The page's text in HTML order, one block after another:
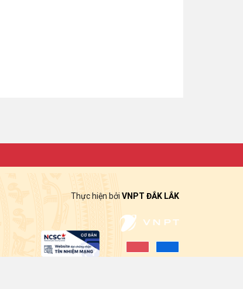
Thực hiện bởiVNPT ĐẮK LẮK